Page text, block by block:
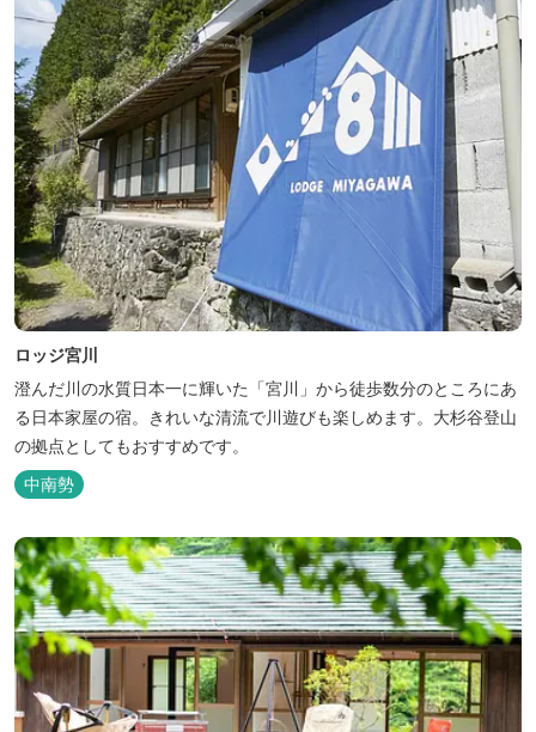
ロッジ宮川
澄んだ川の水質日本一に輝いた「宮川」から徒歩数分のところにあ
る日本家屋の宿。きれいな清流で川遊びも楽しめます。大杉谷登山
の拠点としてもおすすめです。
中南勢